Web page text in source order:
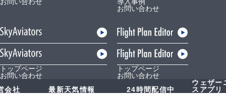
お問い合わせ
導入事例
お問い合わせ
トップページ
お問い合わせ
トップページ
お問い合わせ
会社
最新天気情報 24時間配信中
ウェザー
スアプリ